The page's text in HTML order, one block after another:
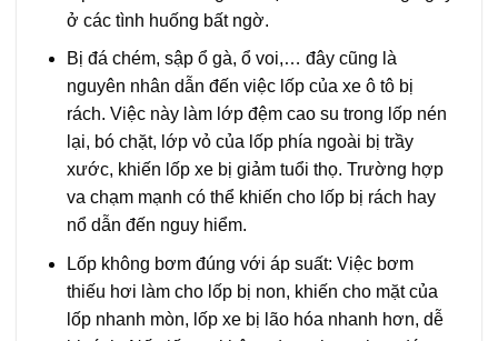
ở các tình huống bất ngờ.
Bị đá chém, sập ổ gà, ổ voi,… đây cũng là
nguyên nhân dẫn đến việc lốp của xe ô tô bị
rách. Việc này làm lớp đệm cao su trong lốp nén
lại, bó chặt, lớp vỏ của lốp phía ngoài bị trầy
xước, khiến lốp xe bị giảm tuổi thọ. Trường hợp
va chạm mạnh có thể khiến cho lốp bị rách hay
nổ dẫn đến nguy hiểm.
Lốp không bơm đúng với áp suất: Việc bơm
thiếu hơi làm cho lốp bị non, khiến cho mặt của
lốp nhanh mòn, lốp xe bị lão hóa nhanh hơn, dễ